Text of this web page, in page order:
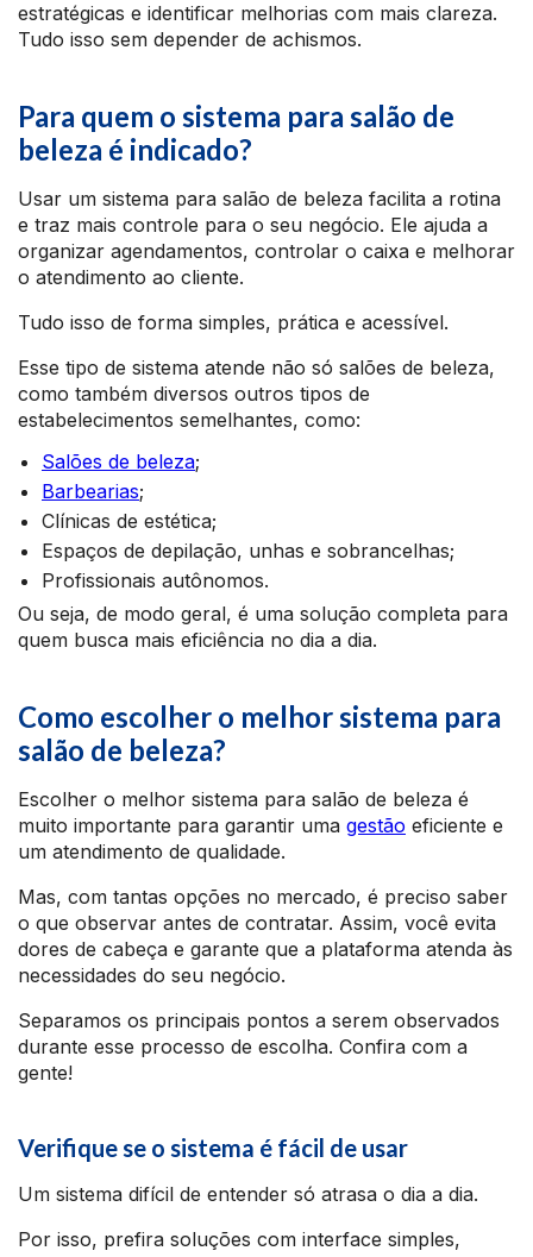
estratégicas e identificar melhorias com mais clareza.
Tudo isso sem depender de achismos.
Para quem o sistema para salão de
beleza é indicado?
Usar um sistema para salão de beleza facilita a rotina
e traz mais controle para o seu negócio. Ele ajuda a
organizar agendamentos, controlar o caixa e melhorar
o atendimento ao cliente.
Tudo isso de forma simples, prática e acessível.
Esse tipo de sistema atende não só salões de beleza,
como também diversos outros tipos de
estabelecimentos semelhantes, como:
Salões de beleza;
Barbearias;
Clínicas de estética;
Espaços de depilação, unhas e sobrancelhas;
Profissionais autônomos.
Ou seja, de modo geral, é uma solução completa para
quem busca mais eficiência no dia a dia.
Como escolher o melhor sistema para
salão de beleza?
Escolher o melhor sistema para salão de beleza é
muito importante para garantir uma gestão eficiente e
um atendimento de qualidade.
Mas, com tantas opções no mercado, é preciso saber
o que observar antes de contratar. Assim, você evita
dores de cabeça e garante que a plataforma atenda às
necessidades do seu negócio.
Separamos os principais pontos a serem observados
durante esse processo de escolha. Confira com a
gente!
Verifique se o sistema é fácil de usar
Um sistema difícil de entender só atrasa o dia a dia.
Por isso, prefira soluções com interface simples,